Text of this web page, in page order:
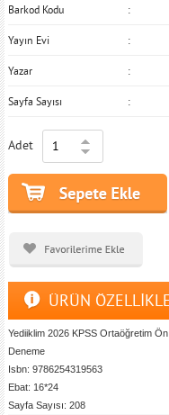
Barkod Kodu
Yayın Evi
Yazar
Sayfa Sayısı
Adet
ÜRÜN
Yediiklim 2026 KPSS Ortaöğretim
Deneme
Isbn: 9786254319563
Ebat: 16*24
Sayfa Sayısı: 208